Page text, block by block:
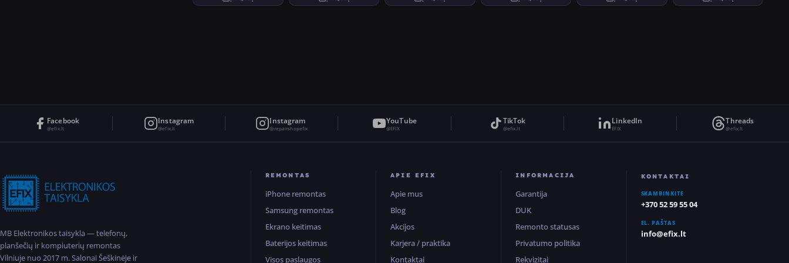
Facebook
@efix.lt
Instagram
@efix.lt
Instagram
@repairshopefix
YouTube
@EFIX
TikTok
@efix.lt
LinkedIn
EFIX
Threads
@efix.lt
MB Elektronikos taisykla — telefonų,
planšečių ir kompiuterių remontas
Vilniuje nuo 2017 m. Salonai Šeškinėje ir
REMONTAS
iPhone remontas
Samsung remontas
Ekrano keitimas
Baterijos keitimas
Visos paslaugos
APIE EFIX
Apie mus
Blog
Akcijos
Karjera / praktika
Kontaktai
INFORMACIJA
Garantija
DUK
Remonto statusas
Privatumo politika
Rekvizitai
KONTAKTAI
SKAMBINKITE
+370 52 59 55 04
EL. PAŠTAS
info@efix.lt